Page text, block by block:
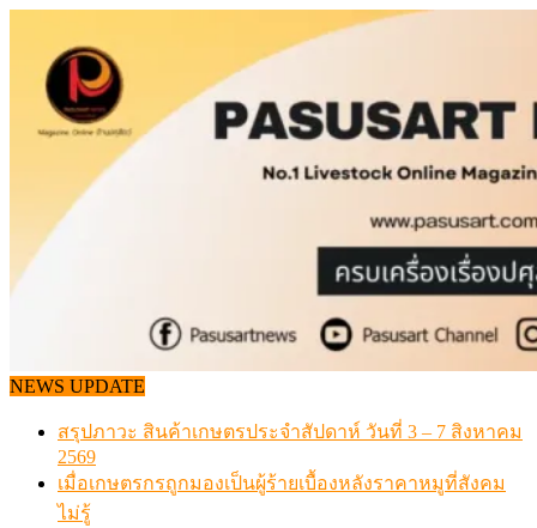
content
NEWS UPDATE
สรุปภาวะ สินค้าเกษตรประจำสัปดาห์ วันที่ 3 – 7 สิงหาคม
2569
เมื่อเกษตรกรถูกมองเป็นผู้ร้ายเบื้องหลังราคาหมูที่สังคม
ไม่รู้